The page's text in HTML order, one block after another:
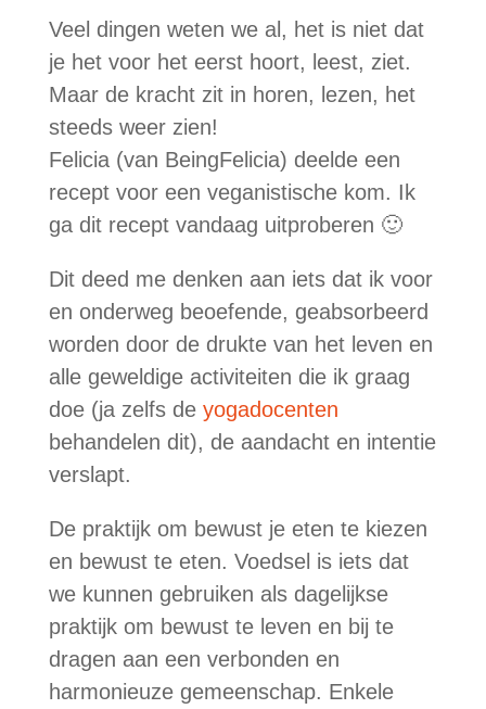
Veel dingen weten we al, het is niet dat
je het voor het eerst hoort, leest, ziet.
Maar de kracht zit in horen, lezen, het
steeds weer zien!
Felicia (van BeingFelicia) deelde een
recept voor een veganistische kom. Ik
ga dit recept vandaag uitproberen 🙂
Dit deed me denken aan iets dat ik voor
en onderweg beoefende, geabsorbeerd
worden door de drukte van het leven en
alle geweldige activiteiten die ik graag
doe (ja zelfs de yogadocenten
behandelen dit), de aandacht en intentie
verslapt.
De praktijk om bewust je eten te kiezen
en bewust te eten. Voedsel is iets dat
we kunnen gebruiken als dagelijkse
praktijk om bewust te leven en bij te
dragen aan een verbonden en
harmonieuze gemeenschap. Enkele